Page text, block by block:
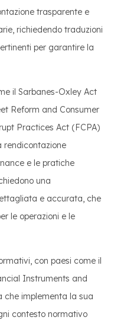
trasparente e
richiedendo traduzioni
per garantire la
il Sarbanes-Oxley Act
Reform and Consumer
Practices Act (FCPA)
rendicontazione
e le pratiche
una
e accurata, che
le operazioni e le
con paesi come il
Instruments and
che implementa la sua
contesto normativo